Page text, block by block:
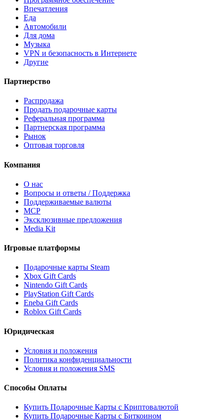
Впечатления
Еда
Автомобили
Для дома
Музыка
VPN и безопасность в Интернете
Другие
Партнерство
Распродажа
Продать подарочные карты
Реферальная программа
Партнерская программа
Рынок
Оптовая торговля
Компания
О нас
Вопросы и ответы / Поддержка
Поддерживаемые валюты
MCP
Эксклюзивные предложения
Media Kit
Игровые платформы
Подарочные карты Steam
Xbox Gift Cards
Nintendo Gift Cards
PlayStation Gift Cards
Eneba Gift Cards
Roblox Gift Cards
Юридическая
Условия и положения
Политика конфиденциальности
Условия и положения SMS
Способы Оплаты
Купить Подарочные Карты с Криптовалютой
Купить Подарочные Карты с Биткоином